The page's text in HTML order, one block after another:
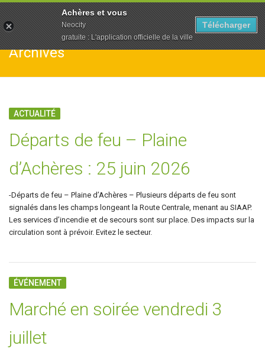
Archives
ACTUALITÉ
Départs de feu – Plaine
d’Achères : 25 juin 2026
-Départs de feu – Plaine d’Achères – Plusieurs départs de feu sont
signalés dans les champs longeant la Route Centrale, menant au SIAAP.
Les services d’incendie et de secours sont sur place. Des impacts sur la
circulation sont à prévoir. Evitez le secteur.
ÉVÉNEMENT
Marché en soirée vendredi 3
juillet
Achères et vous
Neocity
gratuite : L'application officielle de la ville
Télécharger